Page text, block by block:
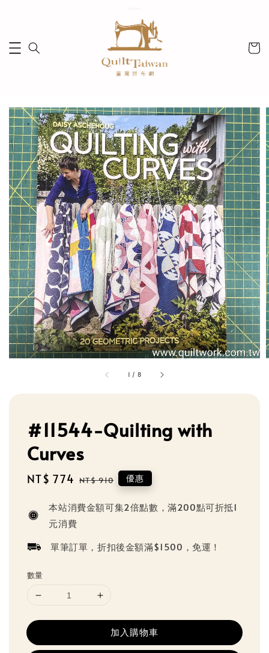
1 / 8
#11544-Quilting with
Curves
Sale
NT$ 774 Regular
NT$ 910 優惠
本站消費金額可集2倍點數，滿200點可折抵1
元消費
單筆訂單，折扣後金額滿$1500，免運！
數量
加入購物車